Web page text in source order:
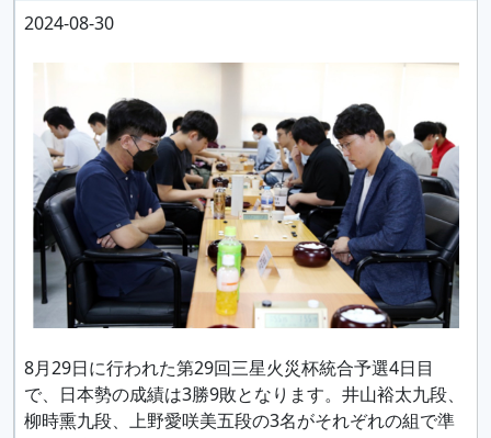
2024-08-30
8月29日に行われた第29回三星火災杯統合予選4日目
で、日本勢の成績は3勝9敗となります。井山裕太九段、
柳時熏九段、上野愛咲美五段の3名がそれぞれの組で準